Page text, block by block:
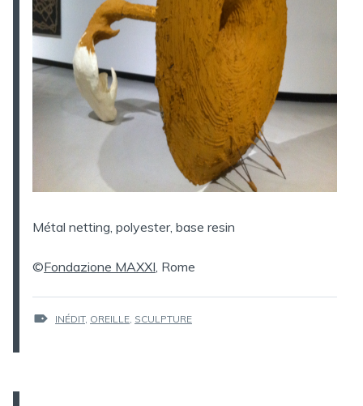
Métal netting, polyester, base resin
©Fondazione MAXXI, Rome
ÉTIQUETTES :
INÉDIT, OREILLE SCULPTURE